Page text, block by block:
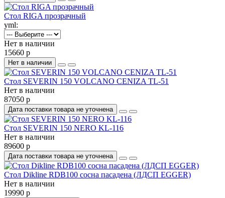
Стол RIGA прозрачный
yml:
Нет в наличии
15660 р
Нет в наличии
Стол SEVERIN 150 VOLCANO CENIZA TL-51
Нет в наличии
87050 р
Дата поставки товара не уточнена
Стол SEVERIN 150 NERO KL-116
Нет в наличии
89600 р
Дата поставки товара не уточнена
Стол Dikline RDB100 сосна пасадена (ЛДСП EGGER)
Нет в наличии
19990 р